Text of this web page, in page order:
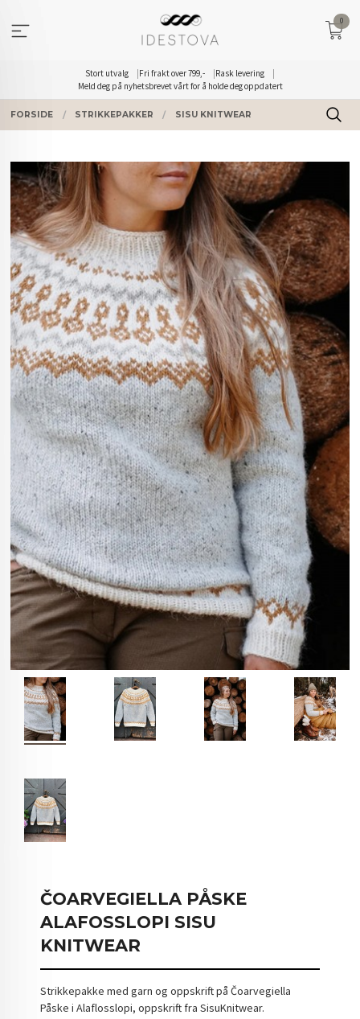
innholdet
Stort utvalg Fri frakt over 799,-
Rask levering
Meld deg på nyhetsbrevet vårt for å holde deg oppdatert
0
FORSIDE STRIKKEPAKKER SISU KNITWEAR
ČOARVEGIELLA PÅSKE
ALAFOSSLOPI SISU
KNITWEAR
Strikkepakke med garn og oppskrift på Čoarvegiella
Påske i Alaflosslopi, oppskrift fra SisuKnitwear.